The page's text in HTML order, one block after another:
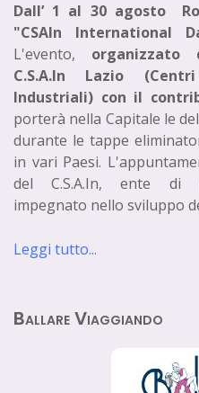
Dall’ 1 al 30 agosto
"CSAIn International
L'evento, organizzato
C.S.A.In Lazio
Industriali) con il
porterà nella Capitale le
durante le tappe
in vari Paesi.
del C.S.A.In, ente di
impegnato nello sviluppo
Leggi tutto...
Ballare Viaggiando